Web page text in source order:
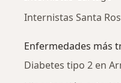
Internistas Santa
Enfermedades más
Diabetes tipo 2 en